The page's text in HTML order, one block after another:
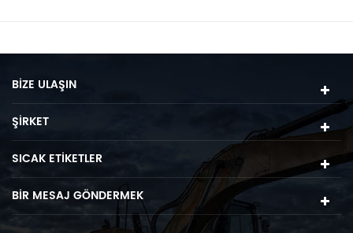
BIZE ULAŞIN
ŞIRKET
SICAK ETIKETLER
BIR MESAJ GÖNDERMEK